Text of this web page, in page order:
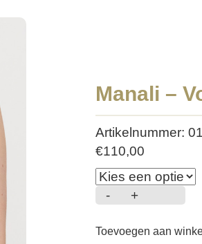
Manali –
Artikelnummer:
€110,00
-
Manali
+
Toevoegen aan